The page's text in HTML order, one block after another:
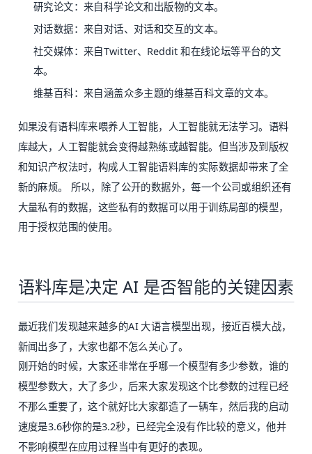
研究论文：来自科学论文和出版物的文本。
对话数据：来自对话、对话和交互的文本。
社交媒体：来自Twitter、Reddit 和在线论坛等平台的文
本。
维基百科：来自涵盖众多主题的维基百科文章的文本。
如果没有语料库来喂养人工智能，人工智能就无法学习。语料
库越大，人工智能就会变得越熟练或越智能。但当涉及到版权
和知识产权法时，构成人工智能语料库的实际数据却带来了全
新的麻烦。 所以，除了公开的数据外，每一个公司或组织还有
大量私有的数据，这些私有的数据可以用于训练局部的模型，
用于授权范围的使用。
语料库是决定 AI 是否智能的关键因素
最近我们发现越来越多的AI 大语言模型出现，接近百模大战，
新闻出多了，大家也都不怎么关心了。
刚开始的时候，大家还非常在乎哪一个模型有多少参数，谁的
模型参数大，大了多少，后来大家发现这个比参数的过程已经
不那么重要了，这个就好比大家都造了一辆车，然后我的启动
速度是3.6秒你的是3.2秒，已经完全没有作比较的意义，他并
不影响模型在应用过程当中有更好的表现。